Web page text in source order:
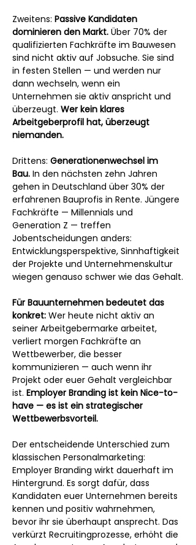
Zweitens: Passive Kandidaten
dominieren den Markt. Über 70% der
qualifizierten Fachkräfte im Bauwesen
sind nicht aktiv auf Jobsuche. Sie sind
in festen Stellen — und werden nur
dann wechseln, wenn ein
Unternehmen sie aktiv anspricht und
überzeugt. Wer kein klares
Arbeitgeberprofil hat, überzeugt
niemanden.
Drittens: Generationenwechsel im
Bau. In den nächsten zehn Jahren
gehen in Deutschland über 30% der
erfahrenen Bauprofis in Rente. Jüngere
Fachkräfte — Millennials und
Generation Z — treffen
Jobentscheidungen anders:
Entwicklungsperspektive, Sinnhaftigkeit
der Projekte und Unternehmenskultur
wiegen genauso schwer wie das Gehalt.
Für Bauunternehmen bedeutet das
konkret: Wer heute nicht aktiv an
seiner Arbeitgebermarke arbeitet,
verliert morgen Fachkräfte an
Wettbewerber, die besser
kommunizieren — auch wenn ihr
Projekt oder euer Gehalt vergleichbar
ist. Employer Branding ist kein Nice-to-
have — es ist ein strategischer
Wettbewerbsvorteil.
Der entscheidende Unterschied zum
klassischen Personalmarketing:
Employer Branding wirkt dauerhaft im
Hintergrund. Es sorgt dafür, dass
Kandidaten euer Unternehmen bereits
kennen und positiv wahrnehmen,
bevor ihr sie überhaupt ansprecht. Das
verkürzt Recruitingprozesse, erhöht die